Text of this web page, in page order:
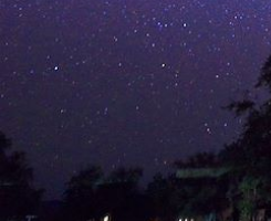
Bivouac, sous tente Standard
Supérieur Haut de